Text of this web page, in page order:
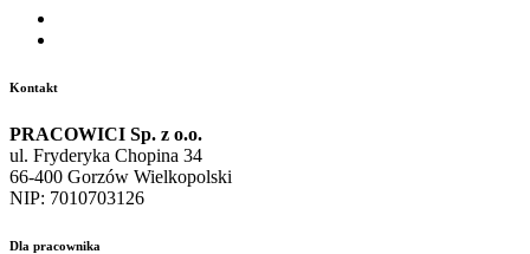
Kontakt
PRACOWICI Sp. z o.o.
ul. Fryderyka Chopina 34
66-400 Gorzów Wielkopolski
NIP: 7010703126
Dla pracownika